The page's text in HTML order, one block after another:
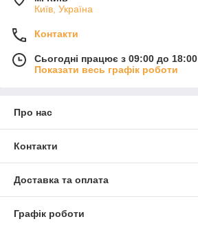
Київ, Україна
Контакти
Сьогодні працює з 09:00 до 18:00
Показати весь графік роботи
Про нас
Контакти
Доставка та оплата
Графік роботи